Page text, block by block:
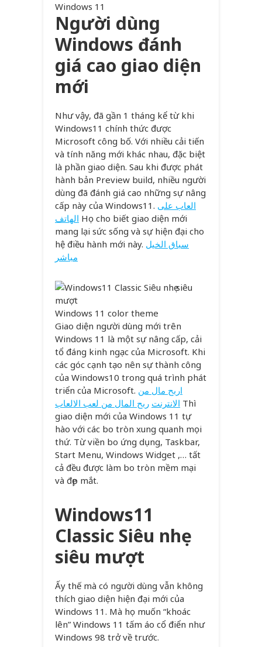
Windows 11
Người dùng
Windows đánh
giá cao giao diện
mới
Như vậy, đã gần 1 tháng kể từ khi
Windows11 chính thức được
Microsoft công bố. Với nhiều cải tiến
và tính năng mới khác nhau, đặc biệt
là phần giao diện. Sau khi được phát
hành bản Preview build, nhiều người
dùng đã đánh giá cao những sự nâng
cấp này của Windows11. العاب على
الهاتف Họ cho biết giao diện mới
mang lại sức sống và sự hiện đại cho
hệ điều hành mới này. سباق الخيل
مباشر
Windows 11 color theme
Giao diện người dùng mới trên
Windows 11 là một sự nâng cấp, cải
tổ đáng kinh ngạc của Microsoft. Khi
các góc cạnh tạo nên sự thành công
của Windows10 trong quá trình phát
triển của Microsoft. اربح مال من
الانترنت ربح المال من لعب الالعاب
Thì
giao diện mới của Windows 11 tự
hào với các bo tròn xung quanh mọi
thứ. Từ viền bo ứng dụng, Taskbar,
Start Menu, Windows Widget ,… tất
cả đều được làm bo tròn mềm mại
và đẹp mắt.
Windows11
Classic Siêu nhẹ
siêu mượt
Ấy thế mà có người dùng vẫn không
thích giao diện hiện đại mới của
Windows 11. Mà họ muốn “khoác
lên” Windows 11 tấm áo cổ điển như
Windows 98 trở về trước.